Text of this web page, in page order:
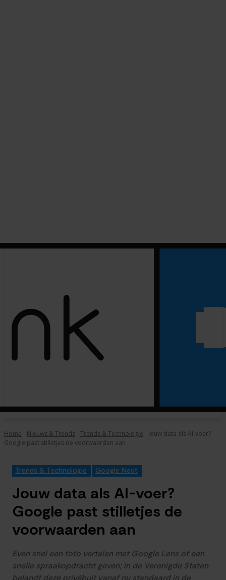
Home Nieuws & Trends Trends & Technologie
Jouw data als AI-voer?
Google past stilletjes de voorwaarden aan
Trends & Technologie Google Nest
Jouw data als AI-voer?
Google past stilletjes de
voorwaarden aan
Even snel een foto vertalen met Google Lens of een
snelle spraakopdracht geven; in de Verenigde Staten
belandt deze privébuit vanaf nu standaard in de